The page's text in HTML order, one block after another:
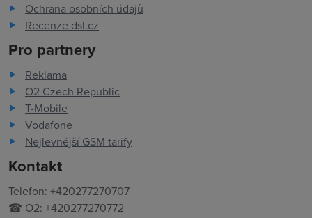
Ochrana osobních údajů
Recenze dsl.cz
Pro partnery
Reklama
O2 Czech Republic
T-Mobile
Vodafone
Nejlevnější GSM tarify
Kontakt
Telefon: +420277270707
☎ O2: +420277270772